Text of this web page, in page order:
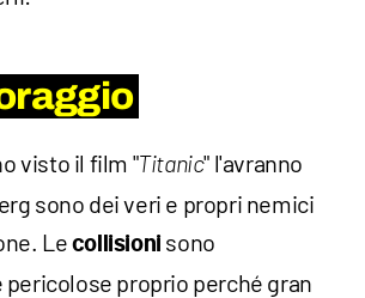
visto il film "Titanic" l'avranno
sono dei veri e propri nemici
Le collisioni sono
proprio perché gran